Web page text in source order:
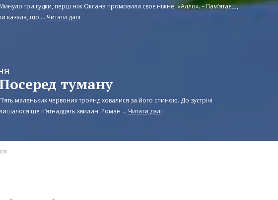
Минуло три гудки, перш ніж Оксана промовила своє ніжне: «Алло». – Пам’ятаєш,
казала, що ... Читати далі
Посеред туману
П’ять маленьких червоних троянд ховалися за його спиною. До зустрічі
ще п’ятнадцять хвилин. Роман ... Читати далі